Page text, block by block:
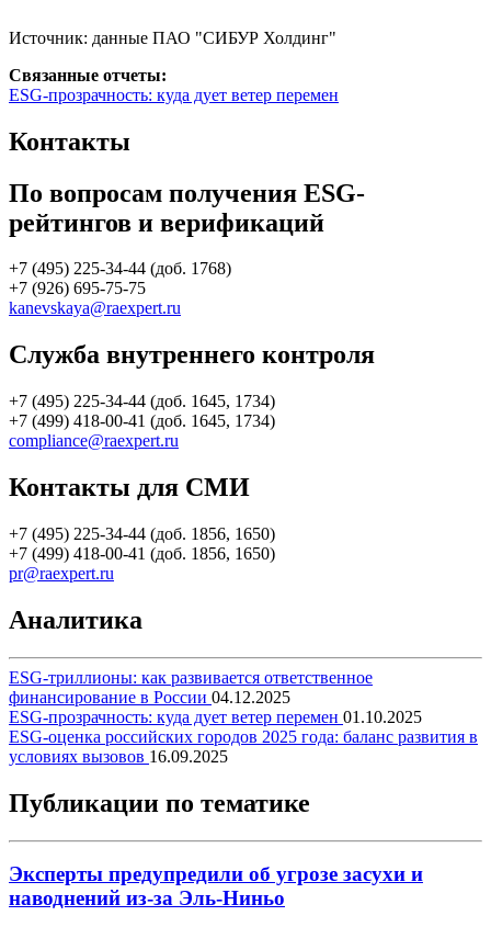
Источник: данные ПАО "СИБУР Холдинг"
Связанные отчеты:
ESG-прозрачность: куда дует ветер перемен
Контакты
По вопросам получения ESG-
рейтингов и верификаций
+7 (495) 225-34-44 (доб. 1768)
+7 (926) 695-75-75
kanevskaya@raexpert.ru
Служба внутреннего контроля
+7 (495) 225-34-44 (доб. 1645, 1734)
+7 (499) 418-00-41 (доб. 1645, 1734)
compliance@raexpert.ru
Контакты для СМИ
+7 (495) 225-34-44 (доб. 1856, 1650)
+7 (499) 418-00-41 (доб. 1856, 1650)
pr@raexpert.ru
Аналитика
ESG-триллионы: как развивается ответственное
финансирование в России 04.12.2025
ESG-прозрачность: куда дует ветер перемен 01.10.2025
ESG-оценка российских городов 2025 года: баланс развития в
условиях вызовов 16.09.2025
Публикации по тематике
Эксперты предупредили об угрозе засухи и
наводнений из-за Эль-Ниньо